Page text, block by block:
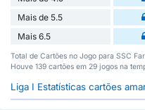
Mais de 5.5
Mais 6.5
Total de Cartões no Jogo para SSC
Houve 139 cartões em 29 jogos na
Liga I Estatísticas cartões